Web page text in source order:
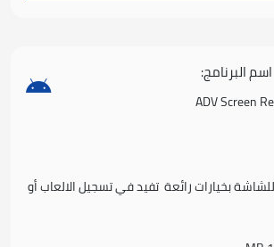
اسم البرنامج:
ADV Screen
بخيارات رائعة تفيد في تسجيل الالعاب أو